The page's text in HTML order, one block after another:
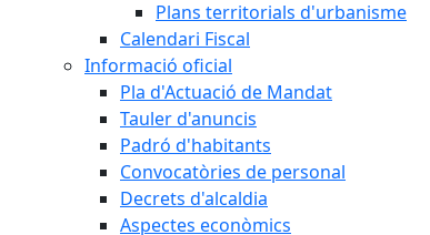
Plans territorials d'urbanisme
Calendari Fiscal
Informació oficial
Pla d'Actuació de Mandat
Tauler d'anuncis
Padró d'habitants
Convocatòries de personal
Decrets d'alcaldia
Aspectes econòmics